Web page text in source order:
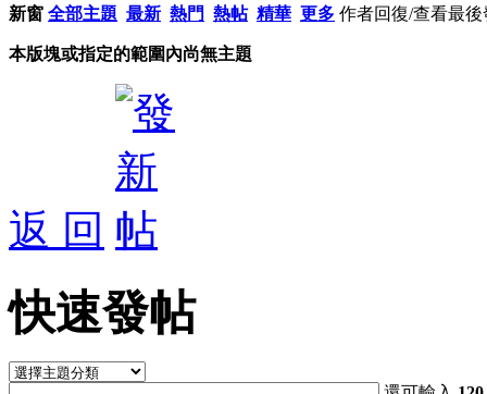
新窗 全部主題 最新 熱門 熱帖 精華 更多 作者回復/查看最後
本版塊或指定的範圍內尚無主題
返 回
快速發帖